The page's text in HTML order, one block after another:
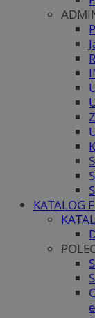
KATALOG